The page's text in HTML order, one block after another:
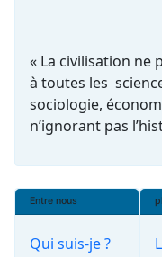
« La civilisation
à toutes les
sociologie,
n’ignorant pas
Entre nous
Qui suis-je ?